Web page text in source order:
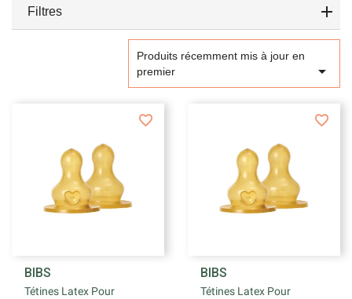
Filtres
Produits récemment mis à jour en
premier

BIBS
Tétines Latex Pour
BIBS
Tétines Latex Pour